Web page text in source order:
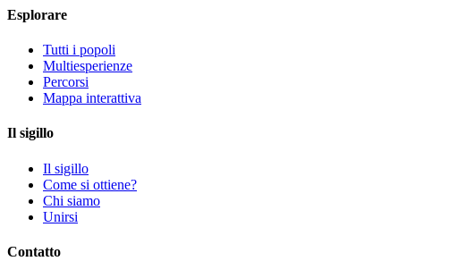
Esplorare
Tutti i popoli
Multiesperienze
Percorsi
Mappa interattiva
Il sigillo
Il sigillo
Come si ottiene?
Chi siamo
Unirsi
Contatto